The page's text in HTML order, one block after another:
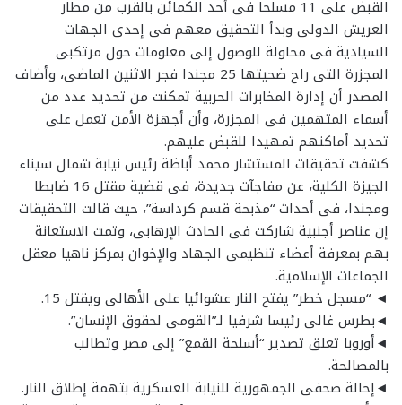
القبض على 11 مسلحا فى أحد الكمائن بالقرب من مطار
العريش الدولى وبدأ التحقيق معهم فى إحدى الجهات
السيادية فى محاولة للوصول إلى معلومات حول مرتكبى
المجزرة التى راح ضحيتها 25 مجندا فجر الاثنين الماضى، وأضاف
المصدر أن إدارة المخابرات الحربية تمكنت من تحديد عدد من
أسماء المتهمين فى المجزرة، وأن أجهزة الأمن تعمل على
تحديد أماكنهم تمهيدا للقبض عليهم.
كشفت تحقيقات المستشار محمد أباظة رئيس نيابة شمال سيناء
الجيزة الكلية، عن مفاجآت جديدة، فى قضية مقتل 16 ضابطا
ومجندا، فى أحداث “مذبحة قسم كرداسة”، حيث قالت التحقيقات
إن عناصر أجنبية شاركت فى الحادث الإرهابى، وتمت الاستعانة
بهم بمعرفة أعضاء تنظيمى الجهاد والإخوان بمركز ناهيا معقل
الجماعات الإسلامية.
◄ “مسجل خطر” يفتح النار عشوائيا على الأهالى ويقتل 15.
◄بطرس غالى رئيسا شرفيا لـ”القومى لحقوق الإنسان”.
◄أوروبا تعلق تصدير “أسلحة القمع” إلى مصر وتطالب
بالمصالحة.
◄إحالة صحفى الجمهورية للنيابة العسكرية بتهمة إطلاق النار.